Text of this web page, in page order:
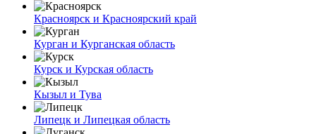
Красноярск и Красноярский край
Курган и Курганская область
Курск и Курская область
Кызыл и Тува
Липецк и Липецкая область